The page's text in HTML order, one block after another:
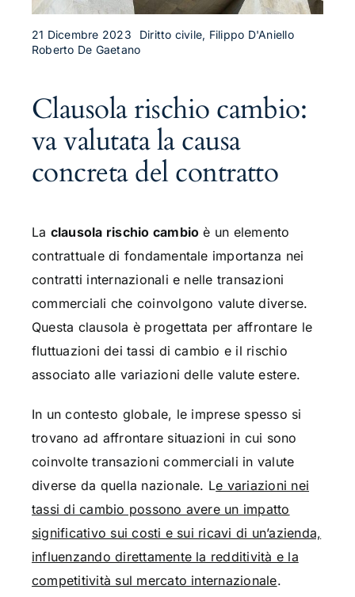
21 Dicembre 2023
Diritto civile, Filippo D'Aniello
Roberto De Gaetano
Clausola rischio cambio:
va valutata la causa
concreta del contratto
La clausola rischio cambio è un elemento
contrattuale di fondamentale importanza nei
contratti internazionali e nelle transazioni
commerciali che coinvolgono valute diverse.
Questa clausola è progettata per affrontare le
fluttuazioni dei tassi di cambio e il rischio
associato alle variazioni delle valute estere.
In un contesto globale, le imprese spesso si
trovano ad affrontare situazioni in cui sono
coinvolte transazioni commerciali in valute
diverse da quella nazionale. Le variazioni nei
tassi di cambio possono avere un impatto
significativo sui costi e sui ricavi di un’azienda,
influenzando direttamente la redditività e la
competitività sul mercato internazionale.